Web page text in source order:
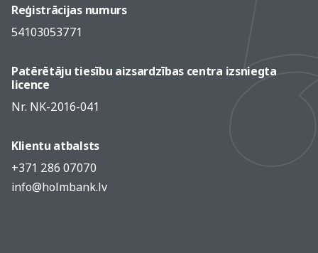
Reģistrācijas numurs
54103053771
Patērētāju tiesību aizsardzības centra izsniegta
licence
Nr. NK-2016-041
Klientu atbalsts
+371 286 07070
info@holmbank.lv